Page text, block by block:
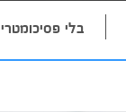
בלי פסיכומטרי